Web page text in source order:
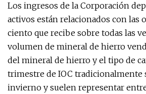
Los ingresos de la Corporación
activos están relacionados con las
ciento que recibe sobre todas las
volumen de mineral de hierro
del mineral de hierro y el tipo de
trimestre de IOC tradicionalmente
invierno y suelen representar